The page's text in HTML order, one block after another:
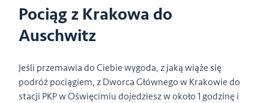
Pociąg z Krakowa do
Auschwitz
Jeśli przemawia do Ciebie wygoda, z jaką wiąże się
podróż pociągiem, z Dworca Głównego w Krakowie do
stacji PKP w Oświęcimiu dojedziesz w około 1 godzinę i